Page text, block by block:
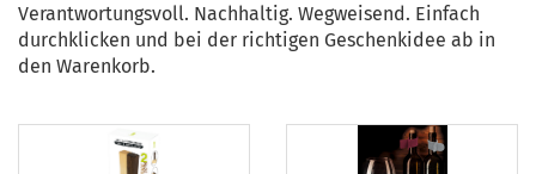
Verantwortungsvoll. Nachhaltig. Wegweisend. Einfach
durchklicken und bei der richtigen Geschenkidee ab in
den Warenkorb.